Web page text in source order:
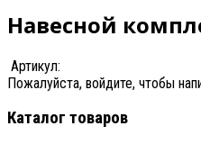
Навесной
Артикул:
Пожалуйста, войдите, чтобы
Каталог товаров